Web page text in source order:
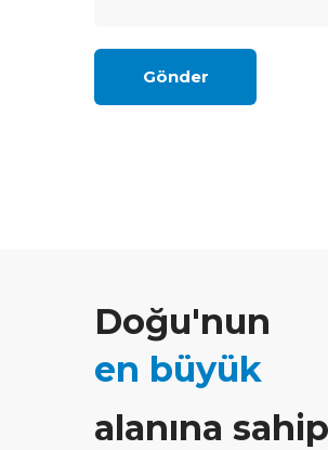
Gönder
Doğu'nun
en büyük
alanına sahip